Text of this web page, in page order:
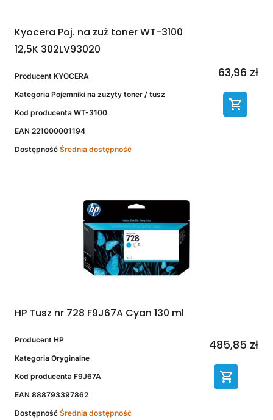
Kyocera Poj. na zuż toner WT-3100
12,5K 302LV93020
Producent KYOCERA
Kategoria Pojemniki na zużyty toner / tusz
Kod producenta WT-3100
EAN 221000001194
Dostępność Średnia dostępność
63,96 zł
HP Tusz nr 728 F9J67A Cyan 130 ml
Producent HP
Kategoria Oryginalne
Kod producenta F9J67A
EAN 888793397862
Dostępność Średnia dostępność
485,85 zł